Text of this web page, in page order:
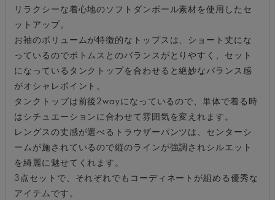
リラクシーな着心地のソフトダンボール素材を使用したセ
ットアップ。
お袖のボリュームが特徴的なトップスは、ショート丈にな
っているのでボトムスとのバランスがとりやすく、セット
になっているタンクトップを合わせると絶妙なバランス感
がオシャレポイント。
タンクトップは前後2wayになっているので、単体で着る時
はシチュエーションに合わせて雰囲気を変えれます。
レングスの丈感が選べるトラウザーパンツは、センターシ
ームが施されているので縦のラインが強調されシルエット
を綺麗に魅せてくれます。
3点セットで、それぞれでもコーディネートが組める優秀な
アイテムです。